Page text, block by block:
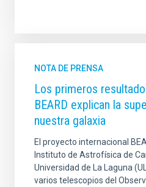
NOTA DE PRENSA
Los primeros
BEARD explican la
nuestra galaxia
El proyecto internacional
Instituto de Astrofísica de
Universidad de La Laguna
varios telescopios del